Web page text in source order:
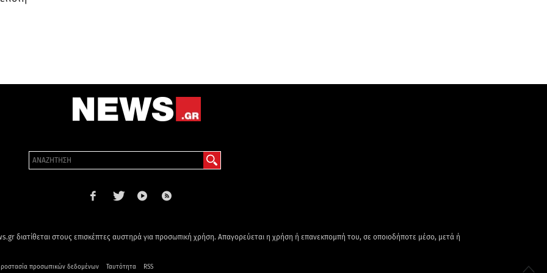
διατίθεται στους επισκέπτες αυστηρά για προσωπική χρήση. Απαγορεύεται η χρήση ή επανεκπομπή του, σε οποιοδήποτε μέσο, μετά ή
προσωπικών δεδομένων Ταυτότητα RSS